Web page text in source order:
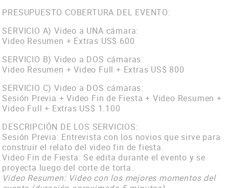
PRESUPUESTO COBERTURA DEL EVENTO:
SERVICIO A) Video a UNA cámara:
Video Resumen + Extras US$ 600
SERVICIO B) Video a DOS cámaras:
Video Resumen + Video Full + Extras US$ 800
SERVICIO C) Video a DOS cámaras:
Sesión Previa + Video Fin de Fiesta + Video Resumen +
Video Full + Extras US$ 1.100
DESCRIPCIÓN DE LOS SERVICIOS:
Sesión Previa: Entrevista con los novios que sirve para
construir el relato del video fin de fiesta.
Video Fin de Fiesta: Se edita durante el evento y se
proyecta luego del corte de torta.
Video Resumen: Video con los mejores momentos del